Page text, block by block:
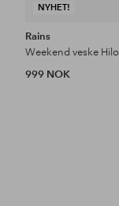
NYHET!
Rains
999 NOK